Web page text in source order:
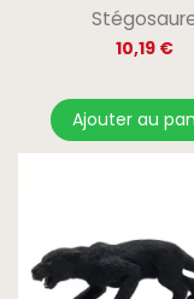
10,19 €
Ajouter au